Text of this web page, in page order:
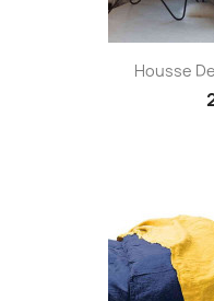
Housse